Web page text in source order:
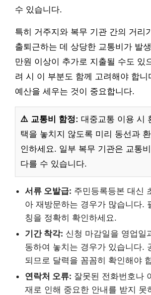
수 있습니다.
특히 거주지와 복무 기관 간의 거리
출퇴근하는 데 상당한 교통비가 발
만원 이상이 추가로 지출될 수도 있
려 시 이 부분도 함께 고려해야 합니
예산을 세우는 것이 중요합니다.
⚠️ 교통비 함정: 대중교통 이용 시
택을 놓치지 않도록 미리 동선과
인하세요. 일부 복무 기관은 교통
다를 수 있습니다.
서류 오발급: 주민등록등본 대신
아 재방문하는 경우가 많습니다.
칭을 정확히 확인하세요.
기간 착각: 신청 마감일을 영업일
동하여 놓치는 경우가 있습니다.
되므로 달력을 꼼꼼히 확인해야
연락처 오류: 잘못된 전화번호나
재로 인해 중요한 안내를 받지 못